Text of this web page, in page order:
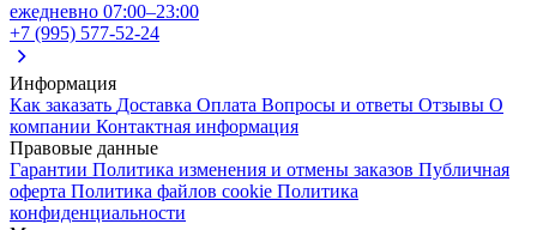
ежедневно 07:00–23:00
+7 (995) 577-52-24
Информация
Как заказать Доставка Оплата Вопросы и ответы Отзывы О
компании Контактная информация
Правовые данные
Гарантии Политика изменения и отмены заказов Публичная
оферта Политика файлов cookie Политика
конфиденциальности